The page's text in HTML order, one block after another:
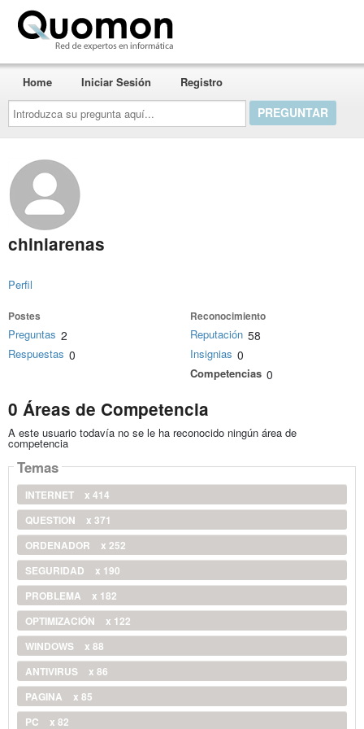
Introduzca
su
pregunta
aquí...
Home Iniciar Sesión Registro
chiniarenas
Perfil
Postes
Preguntas 2
Respuestas 0
Reconocimiento
Reputación 58
Insignias 0
Competencias 0
0 Áreas de Competencia
A este usuario todavía no se le ha reconocido ningún área de
competencia
Temas
INTERNET
x 414
QUESTION
x 371
ORDENADOR
x 252
SEGURIDAD
x 190
PROBLEMA
x 182
OPTIMIZACIÓN
x 122
WINDOWS
x 88
ANTIVIRUS
x 86
PAGINA
x 85
PC
x 82